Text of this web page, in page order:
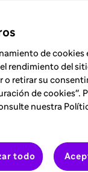
de
objetivos:
visuales
de cookies
rendimiento del
o retirar su
de cookies".
nuestra
todo